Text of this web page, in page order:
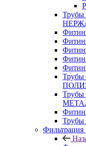
Трубы
Фильтрация